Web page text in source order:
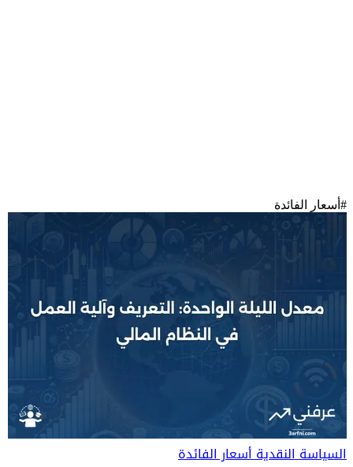
# أسعار الفائدة
السياسة النقديةأسعار الفائدة